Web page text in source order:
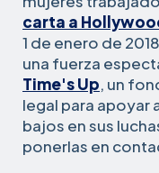
carta a
1 de enero de
una fuerza
Time's Up, un
legal para apoyar
bajos en sus
ponerlas en